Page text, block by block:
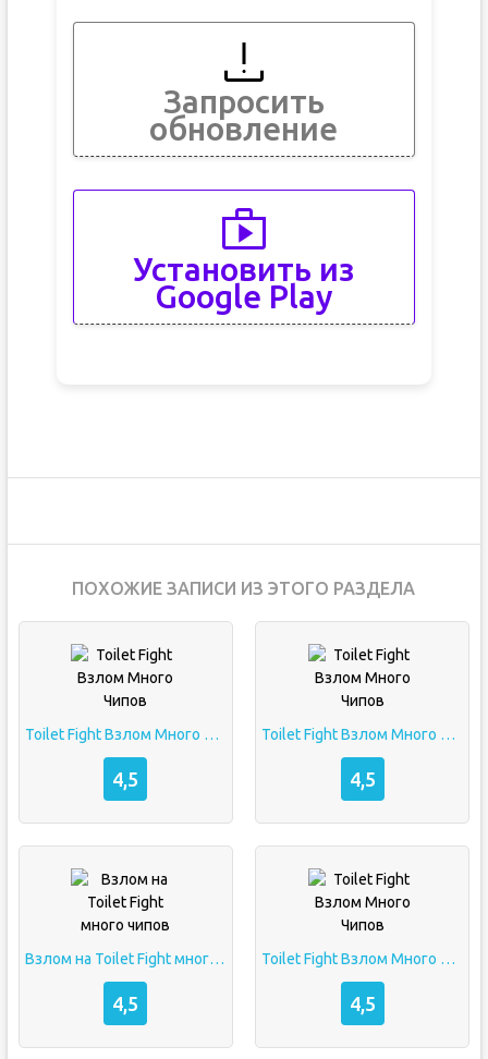
Запросить
обновление
Установить из
Google Play
ПОХОЖИЕ ЗАПИСИ ИЗ ЭТОГО РАЗДЕЛА
Toilet Fight Взлом Много Чипов
4,5
Toilet Fight Взлом Много Чипов
4,5
Взлом на Toilet Fight много чипов
4,5
Toilet Fight Взлом Много Чипов
4,5